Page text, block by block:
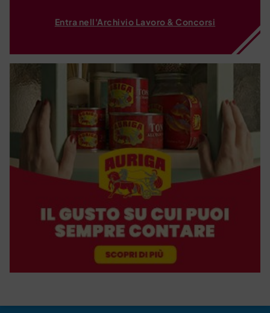
Entra nell'Archivio Lavoro & Concorsi